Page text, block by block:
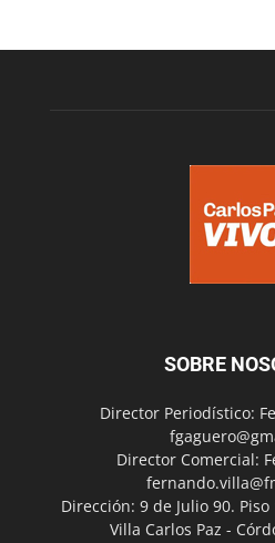
SOBRE
Director Periodístico:
Director Comercial:
Dirección: 9 de Julio 90. Piso
Villa Carlos Paz -